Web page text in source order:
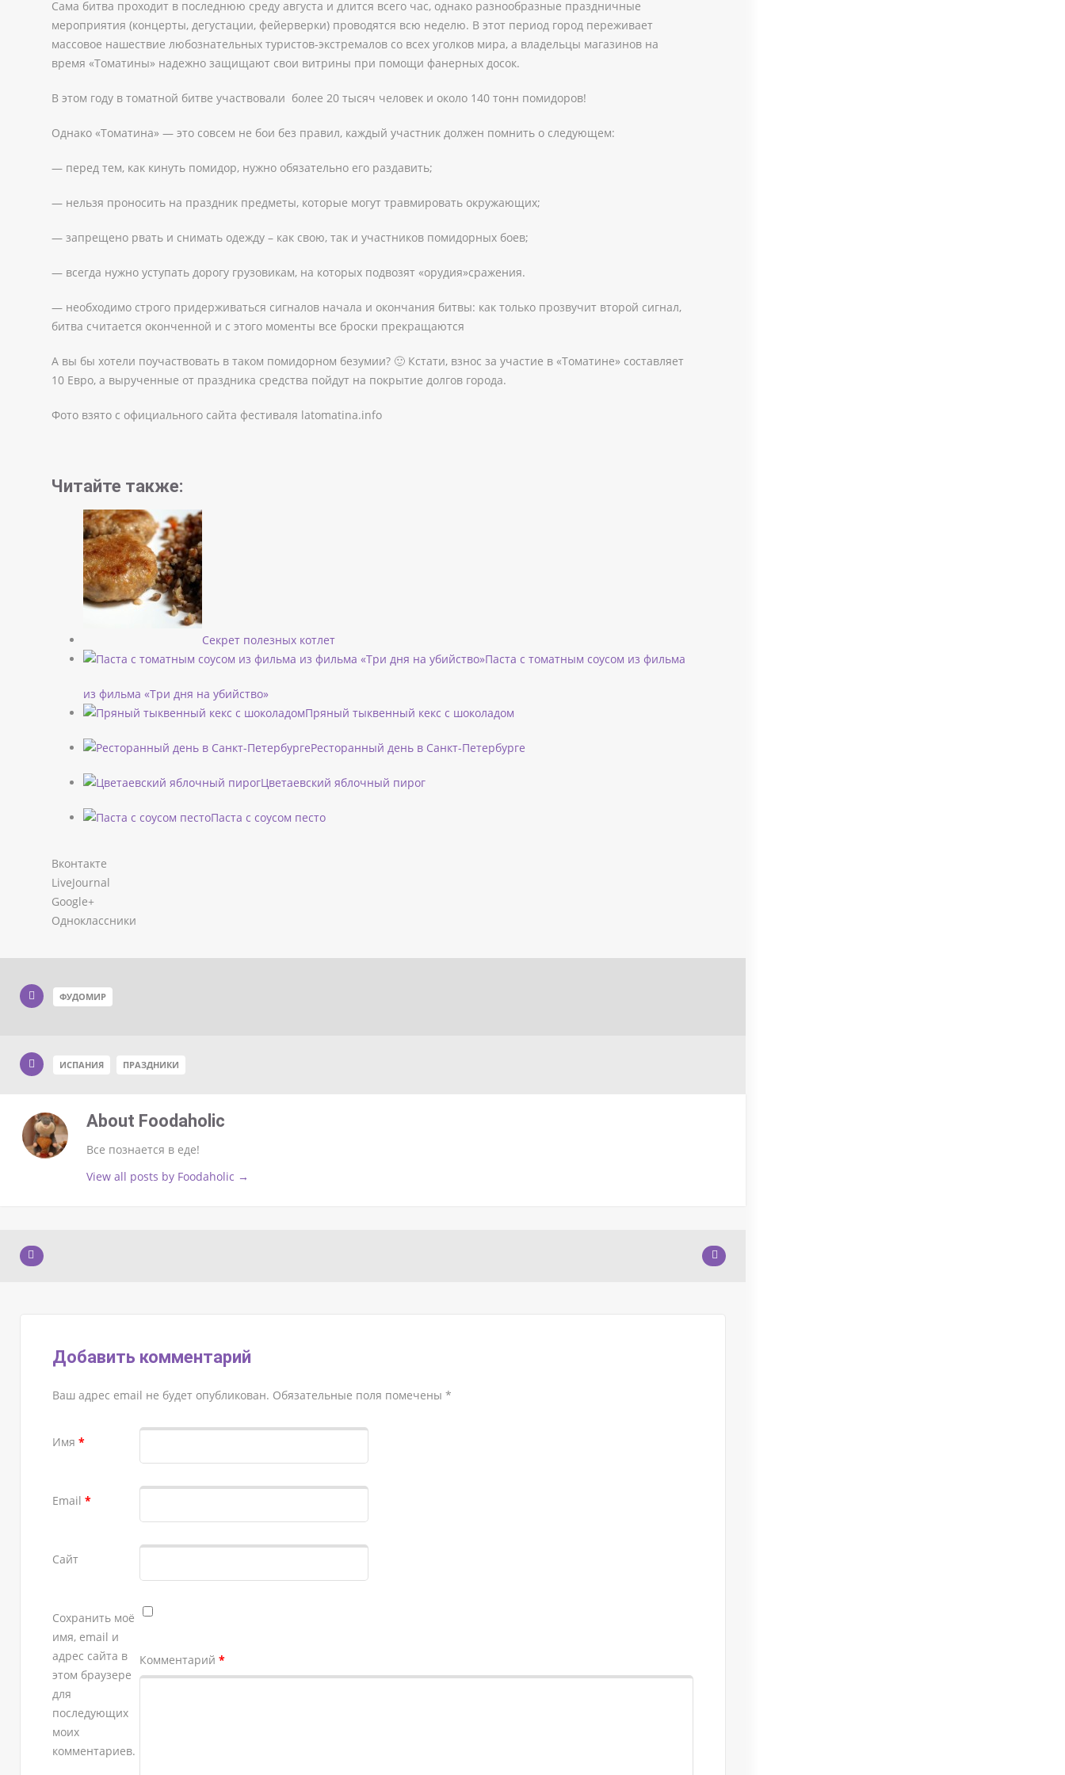
Сама битва проходит в последнюю среду августа и длится всего час, однако разнообразные праздничные
мероприятия (концерты, дегустации, фейерверки) проводятся всю неделю. В этот период город переживает
массовое нашествие любознательных туристов-экстремалов со всех уголков мира, а владельцы магазинов на
время «Томатины» надежно защищают свои витрины при помощи фанерных досок.
В этом году в томатной битве участвовали более 20 тысяч человек и около 140 тонн помидоров!
Однако «Томатина» — это совсем не бои без правил, каждый участник должен помнить о следующем:
— перед тем, как кинуть помидор, нужно обязательно его раздавить;
— нельзя проносить на праздник предметы, которые могут травмировать окружающих;
— запрещено рвать и снимать одежду – как свою, так и участников помидорных боев;
— всегда нужно уступать дорогу грузовикам, на которых подвозят «орудия»сражения.
— необходимо строго придерживаться сигналов начала и окончания битвы: как только прозвучит второй сигнал,
битва считается оконченной и с этого моменты все броски прекращаются
А вы бы хотели поучаствовать в таком помидорном безумии? 🙂 Кстати, взнос за участие в «Томатине» составляет
10 Евро, а вырученные от праздника средства пойдут на покрытие долгов города.
Фото взято с официального сайта фестиваля latomatina.info
Читайте также:
Секрет полезных котлет
Паста с томатным соусом из фильма
из фильма «Три дня на убийство»
Пряный тыквенный кекс с шоколадом
Ресторанный день в Санкт-Петербурге
Цветаевский яблочный пирог
Паста с соусом песто
Вконтакте
LiveJournal
Google+
Одноклассники
ФУДОМИР
ИСПАНИЯ ПРАЗДНИКИ
About Foodaholic
Все познается в еде!
View all posts by Foodaholic →
Добавить комментарий
Ваш адрес email не будет опубликован. Обязательные поля помечены *
Имя *
Email *
Сайт
Сохранить моё
имя, email и
адрес сайта в
этом браузере
для
последующих
моих
комментариев.
Комментарий *